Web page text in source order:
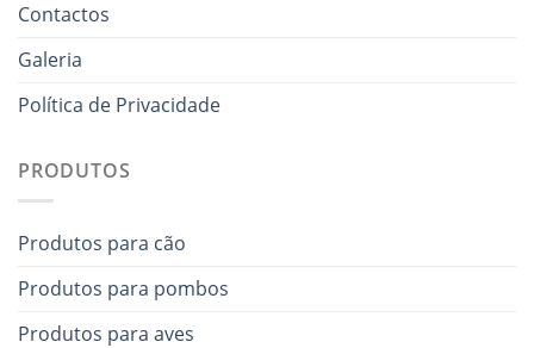
Contactos
Galeria
Política de Privacidade
PRODUTOS
Produtos para cão
Produtos para pombos
Produtos para aves